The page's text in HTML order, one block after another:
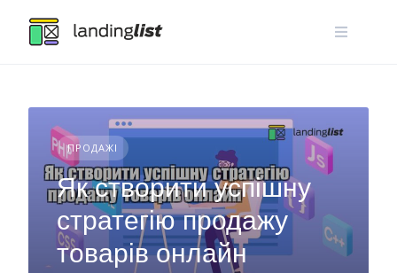
content
ПРОДАЖІ
Як створити успішну
стратегію продажу
товарів онлайн